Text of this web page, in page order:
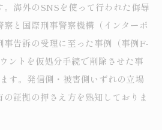
。海外のSNSを使って行われた侮辱
と国際刑事警察機構（インターポ
事告訴の受理に至った事例（事例F-
ントを仮処分手続で削除させた事
す。発信側・被害側いずれの立場
証拠の押さえ方を熟知しておりま